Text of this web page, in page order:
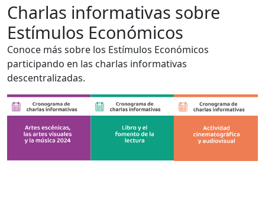
Charlas informativas sobre
Estímulos Económicos
Conoce más sobre los Estímulos Económicos
participando en las charlas informativas
descentralizadas.